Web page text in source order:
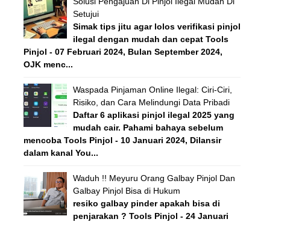
Setujui
Simak tips jitu agar lolos verifikasi pinjol
ilegal dengan mudah dan cepat Tools
Pinjol - 07 Februari 2024, Bulan September 2024,
OJK menc...
Waspada Pinjaman Online Ilegal: Ciri-Ciri,
Risiko, dan Cara Melindungi Data Pribadi
Daftar 6 aplikasi pinjol ilegal 2025 yang
mudah cair. Pahami bahaya sebelum
mencoba Tools Pinjol - 10 Januari 2024, Dilansir
dalam kanal You...
Waduh !! Meyuru Orang Galbay Pinjol Dan
Galbay Pinjol Bisa di Hukum
resiko galbay pinder apakah bisa di
penjarakan ? Tools Pinjol - 24 Januari